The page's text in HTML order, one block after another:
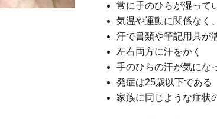
常に手のひらが湿って
気温や運動に関係なく
汗で書類や筆記用具が
左右両方に汗をかく
手のひらの汗が気にな
発症は25歳以下である
家族に同じような症状